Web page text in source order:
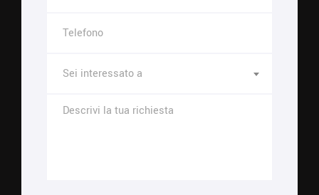
Sei interessato a